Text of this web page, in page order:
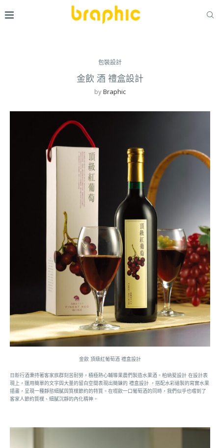
包裝設計
金飲 酒 禮盒設計
byBraphic
金飲 頂級紅葡萄酒 禮盒設計
日新行酒秉持著客家族群刻苦耐勞，積極熱心輔導果農們製造水果酒。柏納斐設計 在設計表
現上，運用簡單的文字與大量的留白空間表現出簡鍊的 禮盒設計 ，搭配水彩繪製的寫實水果
插畫，呈現一種靜態細膩與質樸節約的特質。在啜飲一口葡萄酒的同時，我們似乎也嚐到了
客家人節約質樸、細膩沉靜的內化精神。